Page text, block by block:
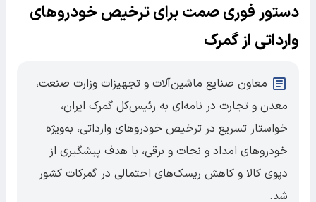
دستور فوری صمت برای ترخیص خودروهای
وارداتی از گمرک
معاون صنایع ماشین‌آلات و تجهیزات وزارت صنعت،
معدن و تجارت در نامه‌ای به رئیس‌کل گمرک ایران،
خواستار تسریع در ترخیص خودروهای وارداتی، به‌ویژه
خودروهای امداد و نجات و برقی، با هدف پیشگیری از
دپوی کالا و کاهش ریسک‌های احتمالی در گمرکات کشور
شد.